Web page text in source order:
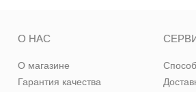
О НАС
О магазине
Гарантия качества